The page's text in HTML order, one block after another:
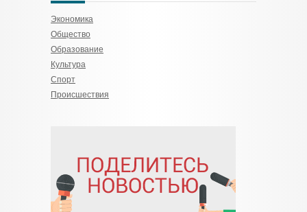
Экономика
Общество
Образование
Культура
Спорт
Происшествия